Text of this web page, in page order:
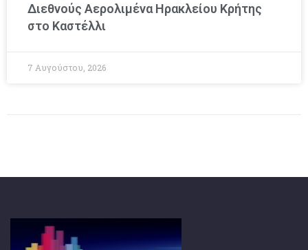
Διεθνούς Αερολιμένα Ηρακλείου Κρήτης
στο Καστέλλι
7 Αυγούστου, 2026